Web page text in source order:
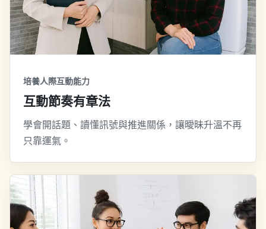
培養人際互動能力
互動節奏有章法
學會開話題、讀懂訊號與推進關係，讓曖昧升溫不再
只靠運氣。